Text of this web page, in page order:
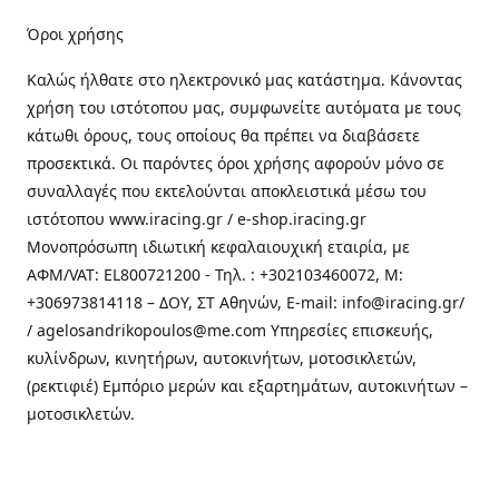
Όροι χρήσης
Καλώς ήλθατε στo ηλεκτρονικό μας κατάστημα. Κάνοντας
χρήση του ιστότοπου μας, συμφωνείτε αυτόματα με τους
κάτωθι όρους, τους οποίους θα πρέπει να διαβάσετε
προσεκτικά. Οι παρόντες όροι χρήσης αφορούν μόνο σε
συναλλαγές που εκτελούνται αποκλειστικά μέσω του
ιστότοπου www.iracing.gr / e-shop.iracing.gr
Μονοπρόσωπη ιδιωτική κεφαλαιουχική εταιρία, με
ΑΦΜ/VAT: EL800721200 - Τηλ. : +302103460072, M:
+306973814118 – ΔΟΥ, ΣΤ Αθηνών, E-mail: info@iracing.gr/
/ agelosandrikopoulos@me.com Υπηρεσίες επισκευής,
κυλίνδρων, κινητήρων, αυτοκινήτων, μοτοσικλετών,
(ρεκτιφιέ) Εμπόριο μερών και εξαρτημάτων, αυτοκινήτων –
μοτοσικλετών.